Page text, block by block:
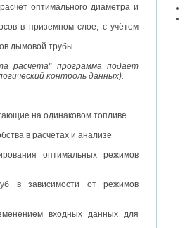
оптимального диаметра и
в приземном слое, с учётом
дымовой трубы.
расчета" программа подает
контроль данных).
на одинаковом топливе
в расчетах и анализе
оптимальных режимов
в зависимости от режимов
входных данных для